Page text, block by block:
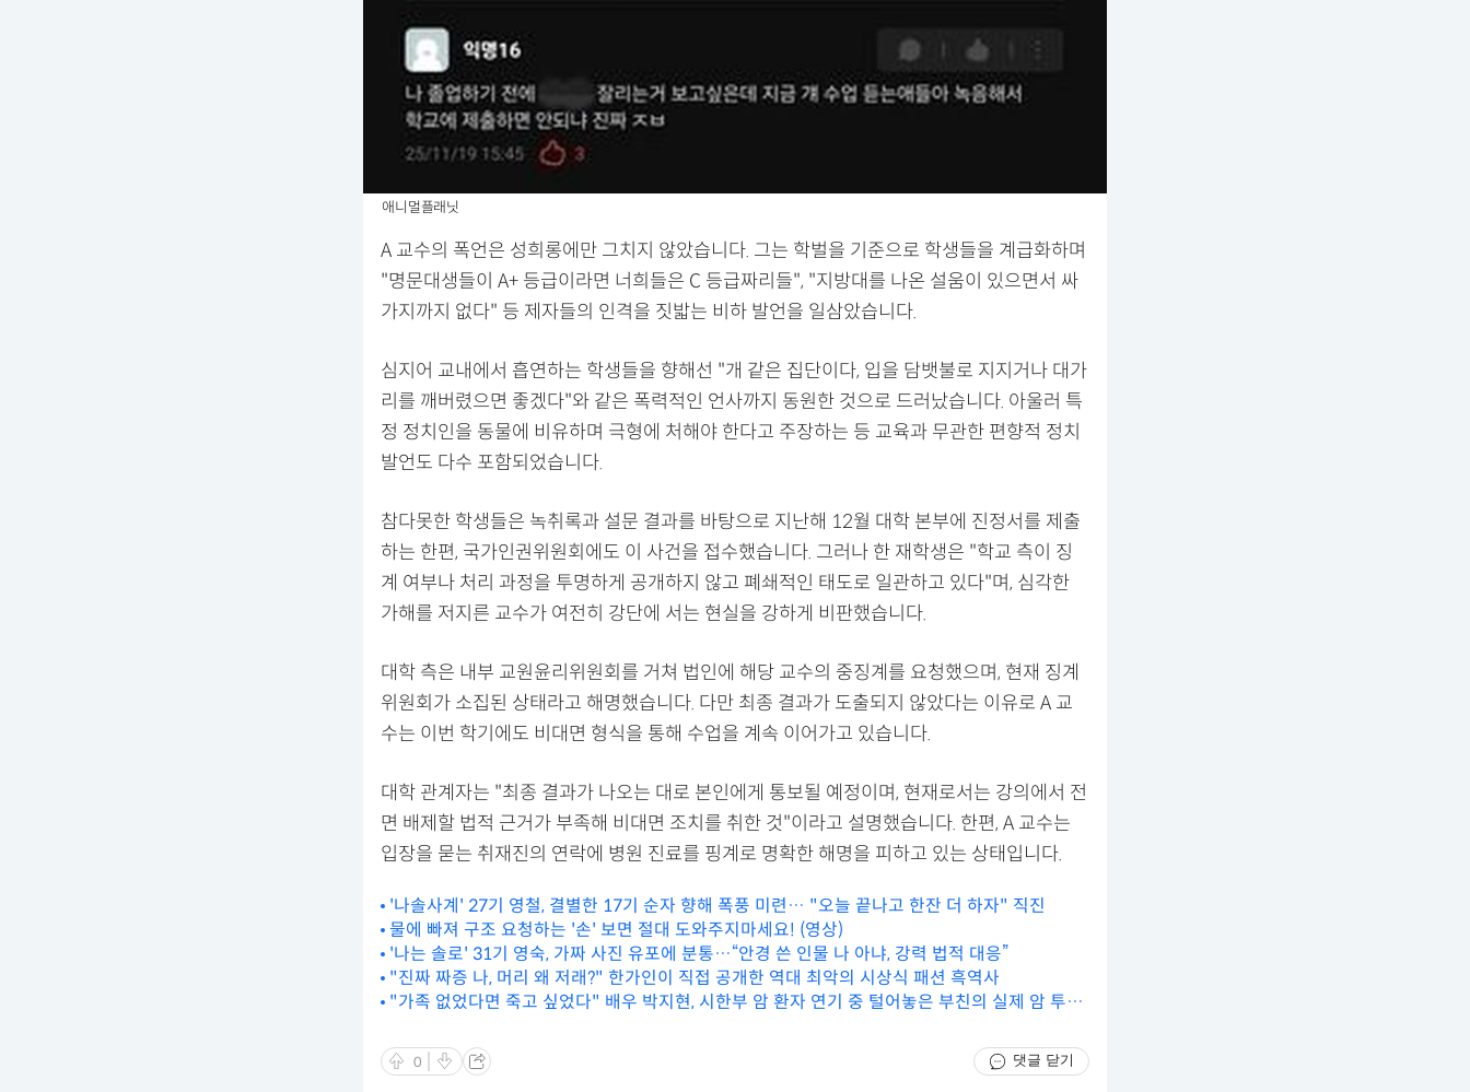
애니멀플래닛
A 교수의 폭언은 성희롱에만 그치지 않았습니다. 그는 학벌을 기준으로 학생들을 계급화하며
"명문대생들이 A+ 등급이라면 너희들은 C 등급짜리들", "지방대를 나온 설움이 있으면서 싸
가지까지 없다" 등 제자들의 인격을 짓밟는 비하 발언을 일삼았습니다.
심지어 교내에서 흡연하는 학생들을 향해선 "개 같은 집단이다, 입을 담뱃불로 지지거나 대가
리를 깨버렸으면 좋겠다"와 같은 폭력적인 언사까지 동원한 것으로 드러났습니다. 아울러 특
정 정치인을 동물에 비유하며 극형에 처해야 한다고 주장하는 등 교육과 무관한 편향적 정치
발언도 다수 포함되었습니다.
참다못한 학생들은 녹취록과 설문 결과를 바탕으로 지난해 12월 대학 본부에 진정서를 제출
하는 한편, 국가인권위원회에도 이 사건을 접수했습니다. 그러나 한 재학생은 "학교 측이 징
계 여부나 처리 과정을 투명하게 공개하지 않고 폐쇄적인 태도로 일관하고 있다"며, 심각한
가해를 저지른 교수가 여전히 강단에 서는 현실을 강하게 비판했습니다.
대학 측은 내부 교원윤리위원회를 거쳐 법인에 해당 교수의 중징계를 요청했으며, 현재 징계
위원회가 소집된 상태라고 해명했습니다. 다만 최종 결과가 도출되지 않았다는 이유로 A 교
수는 이번 학기에도 비대면 형식을 통해 수업을 계속 이어가고 있습니다.
대학 관계자는 "최종 결과가 나오는 대로 본인에게 통보될 예정이며, 현재로서는 강의에서 전
면 배제할 법적 근거가 부족해 비대면 조치를 취한 것"이라고 설명했습니다. 한편, A 교수는
입장을 묻는 취재진의 연락에 병원 진료를 핑계로 명확한 해명을 피하고 있는 상태입니다.
'나솔사계' 27기 영철, 결별한 17기 순자 향해 폭풍 미련… "오늘 끝나고 한잔 더 하자" 직진
물에 빠져 구조 요청하는 '손' 보면 절대 도와주지마세요! (영상)
'나는 솔로' 31기 영숙, 가짜 사진 유포에 분통…“안경 쓴 인물 나 아냐, 강력 법적 대응”
"진짜 짜증 나, 머리 왜 저래?" 한가인이 직접 공개한 역대 최악의 시상식 패션 흑역사
"가족 없었다면 죽고 싶었다" 배우 박지현, 시한부 암 환자 연기 중 털어놓은 부친의 실제 암 투병
0 댓글 닫기